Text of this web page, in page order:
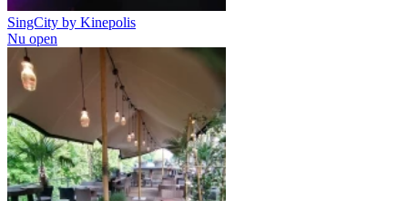
SingCity by Kinepolis
Nu open